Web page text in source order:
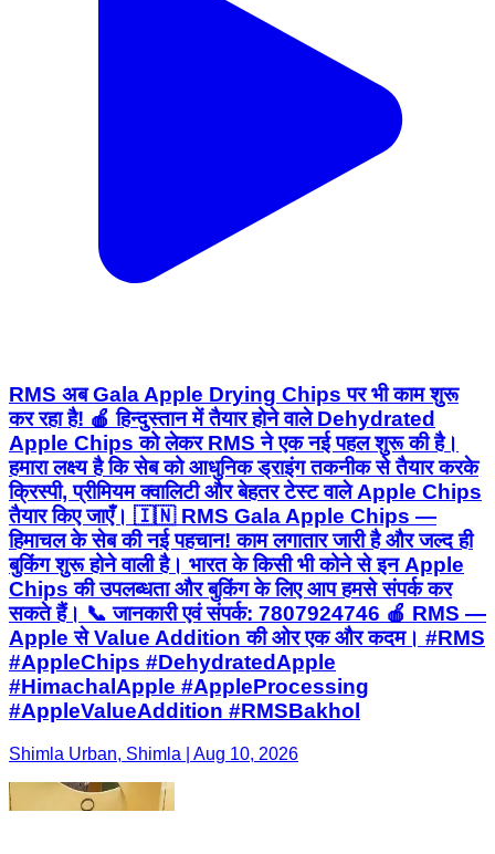
RMS अब Gala Apple Drying Chips पर भी काम शुरू
कर रहा है! 🍎 हिन्दुस्तान में तैयार होने वाले Dehydrated
Apple Chips को लेकर RMS ने एक नई पहल शुरू की है।
हमारा लक्ष्य है कि सेब को आधुनिक ड्राइंग तकनीक से तैयार करके
क्रिस्पी, प्रीमियम क्वालिटी और बेहतर टेस्ट वाले Apple Chips
तैयार किए जाएँ। 🇮🇳 RMS Gala Apple Chips —
हिमाचल के सेब की नई पहचान! काम लगातार जारी है और जल्द ही
बुकिंग शुरू होने वाली है। भारत के किसी भी कोने से इन Apple
Chips की उपलब्धता और बुकिंग के लिए आप हमसे संपर्क कर
सकते हैं। 📞 जानकारी एवं संपर्क: 7807924746 🍎 RMS —
Apple से Value Addition की ओर एक और कदम। #RMS
#AppleChips #DehydratedApple
#HimachalApple #AppleProcessing
#AppleValueAddition #RMSBakhol
Shimla Urban, Shimla | Aug 10, 2026